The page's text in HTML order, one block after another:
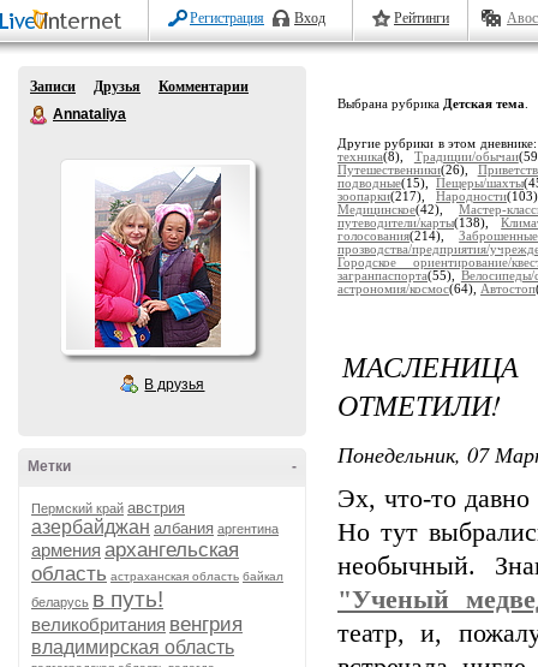
Регистрация Вход Рейтинги
Записи Друзья
Комментарии
Annataliya
В друзья
-
Метки
Пермский край австрия
азербайджан албания аргентина
армения архангельская
область астраханская область байкал
беларусь в путь!
великобритания венгрия
владимирская область
Выбрана рубрика Детская тема
Другие рубрики в этом
техника(8), Традиции/обычаи
Путешественники(26),
подводные(15), Пещеры/шахты
зоопарки(217), Народности
Медицинское(42), Мастер-
путеводители/карты(138),
голосования(214),
прозводства/предприятия/
Городское ориентирование/
загранпаспорта(55), Велосипеды/
астрономия/космос(64), Автостоп
ОТМЕТИЛИ!
Понедельник, 07
Эх, что-то
Но тут
необычный.
"Ученый
театр, и,